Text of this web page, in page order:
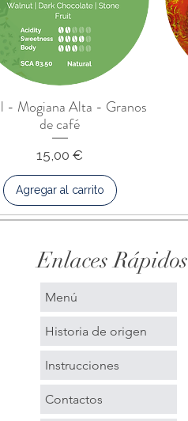
- Mogiana Alta - Granos
de café
Precio
15,00 €
Agregar al carrito
Enlaces Rápidos
Menú
Historia de origen
Instrucciones
Contactos